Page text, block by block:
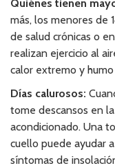
Quiénes tienen
más, los menores de
de salud crónicas o
realizan ejercicio al
calor extremo y
Días calurosos:
tome descansos en
acondicionado. Una
cuello puede ayudar
síntomas de